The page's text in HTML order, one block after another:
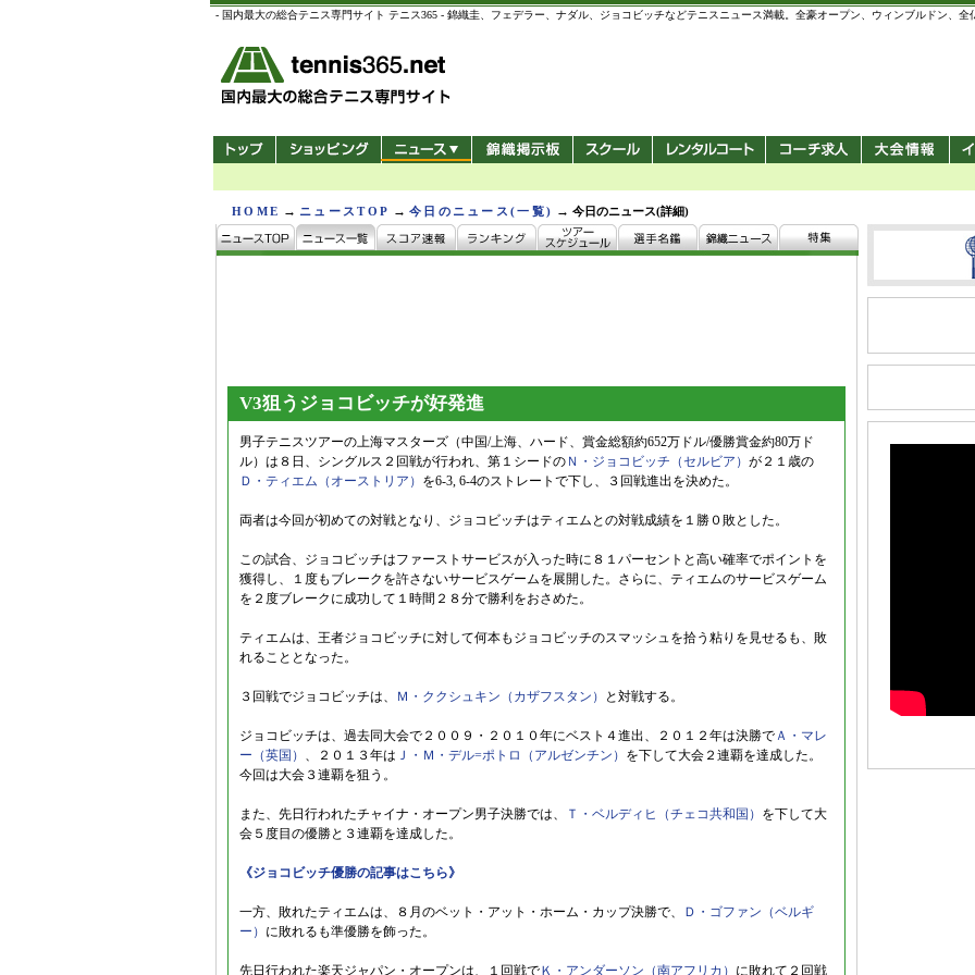
- 国内最大の総合テニス専門サイト テニス365 - 錦織圭、フェデラー、ナダル、ジョコビッチなどテニスニュース満載。全豪オープン、ウィンブルドン、全
HOME → ニュースTOP →今日のニュース(一覧) →今日のニュース(詳細)
V3狙うジョコビッチが好発進
男子テニスツアーの上海マスターズ（中国/上海、ハード、賞金総額約652万ドル/優勝賞金約80万ド
ル）は８日、シングルス２回戦が行われ、第１シードの Ｎ・ジョコビッチ（セルビア） が２１歳の
Ｄ・ティエム（オーストリア） を6-3, 6-4のストレートで下し、３回戦進出を決めた。
両者は今回が初めての対戦となり、ジョコビッチはティエムとの対戦成績を１勝０敗とした。
この試合、ジョコビッチはファーストサービスが入った時に８１パーセントと高い確率でポイントを
獲得し、１度もブレークを許さないサービスゲームを展開した。さらに、ティエムのサービスゲーム
を２度ブレークに成功して１時間２８分で勝利をおさめた。
ティエムは、王者ジョコビッチに対して何本もジョコビッチのスマッシュを拾う粘りを見せるも、敗
れることとなった。
３回戦でジョコビッチは、 Ｍ・ククシュキン（カザフスタン） と対戦する。
ジョコビッチは、過去同大会で２００９・２０１０年にベスト４進出、２０１２年は決勝でＡ・マレ
ー（英国） 、２０１３年は Ｊ・Ｍ・デル=ポトロ（アルゼンチン） を下して大会２連覇を達成した。
今回は大会３連覇を狙う。
また、先日行われたチャイナ・オープン男子決勝では、 Ｔ・ベルディヒ（チェコ共和国） を下して大
会５度目の優勝と３連覇を達成した。
《ジョコビッチ優勝の記事はこちら》
一方、敗れたティエムは、８月のベット・アット・ホーム・カップ決勝で、
Ｄ・ゴファン（ベルギ
ー） に敗れるも準優勝を飾った。
先日行われた楽天ジャパン・オープンは、１回戦でＫ・アンダーソン（南アフリカ） に敗れて２回戦